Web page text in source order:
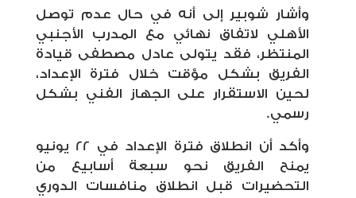
وأشار شوبير إلى أنه في حال عدم توصل
الأهلي لاتفاق نهائي مع المدرب الأجنبي
المنتظر، فقد يتولى عادل مصطفى قيادة
الفريق بشكل مؤقت خلال فترة الإعداد،
لحين الاستقرار على الجهاز الفني بشكل
رسمي.
وأكد أن انطلاق فترة الإعداد في 22 يونيو
يمنح الفريق نحو سبعة أسابيع من
التحضيرات قبل انطلاق منافسات الدوري